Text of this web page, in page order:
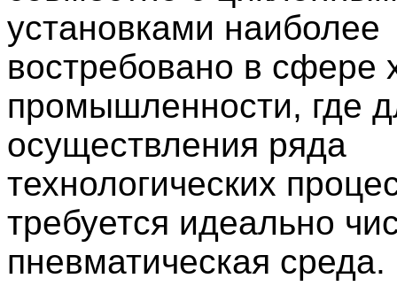
установками наиболее
востребовано в сфере
промышленности, где
осуществления ряда
технологических
требуется идеально
пневматическая среда.